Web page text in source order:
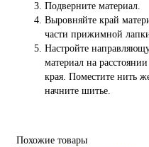
Подверните материал.
Выровняйте край
части прижимной
Настройте
материал на
края. Поместите нить
начните шитье.
Похожие товары